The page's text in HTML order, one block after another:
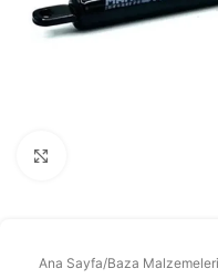
Ana Sayfa/Baza Malzemeleri